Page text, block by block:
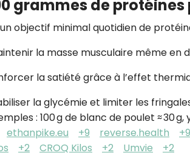
grammes de
objectif minimal quotidien de
la masse musculaire même en
la satiété grâce à l’effet
la glycémie et limiter les
: 100 g de blanc de poulet ≈ 30
ethanpike.eu
+9 reverse.health +9
+2 CROQ Kilos +2 Umvie +2